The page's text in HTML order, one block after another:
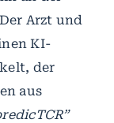
Arzt und
KI-
der
aus